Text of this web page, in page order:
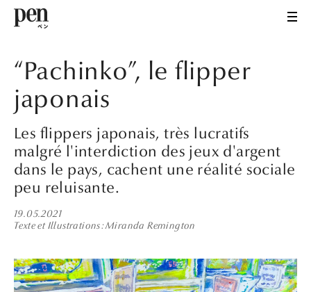
“Pachinko”, le flipper
japonais
Les flippers japonais, très lucratifs
malgré l'interdiction des jeux d'argent
dans le pays, cachent une réalité sociale
peu reluisante.
19.05.2021
Texte et Illustrations Miranda Remington